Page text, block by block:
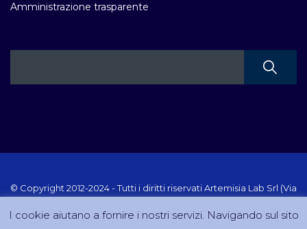
Amministrazione trasparente
© Copyright 2012-2024 - Tutti i diritti riservati Artemisia Lab Srl (Via
DreamCom.it
I cookie aiutano a fornire i nostri servizi. Navigando sul sito